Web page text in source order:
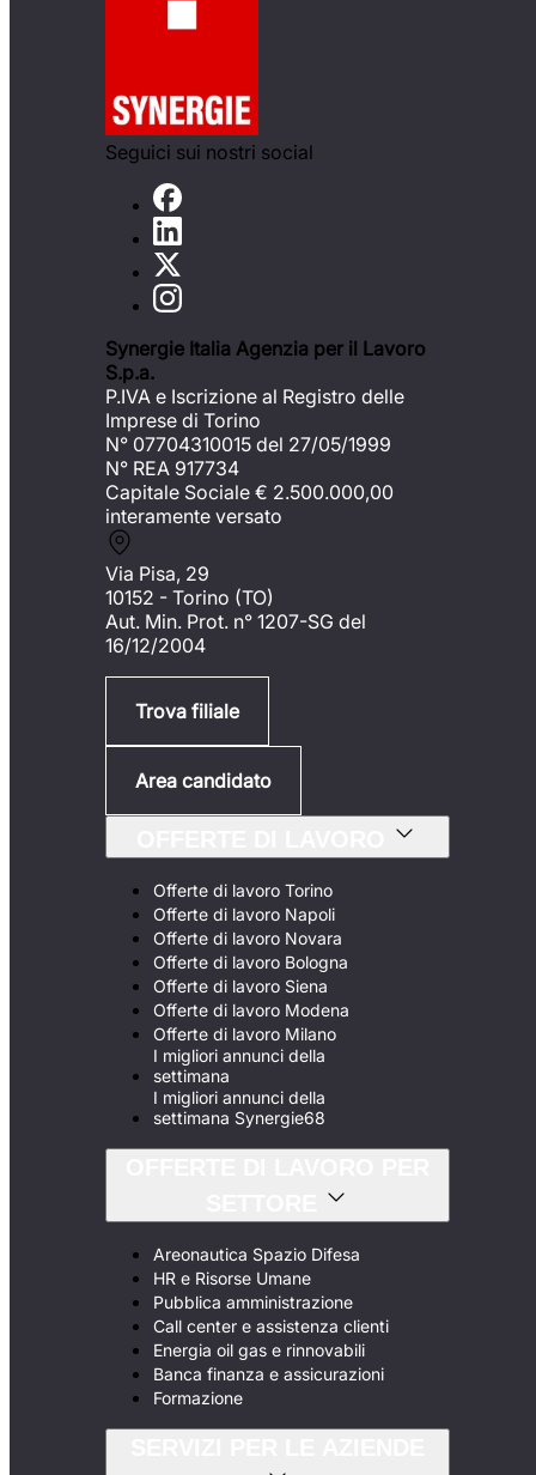
Seguici sui nostri social
Synergie Italia Agenzia per il Lavoro
S.p.a.
P.IVA e Iscrizione al Registro delle
Imprese di Torino
N° 07704310015 del 27/05/1999
N° REA 917734
Capitale Sociale € 2.500.000,00
interamente versato
Via Pisa, 29
10152 - Torino (TO)
Aut. Min. Prot. n° 1207-SG del
16/12/2004
Trova filiale
Area candidato
Offerte di lavoro Torino
Offerte di lavoro Napoli
Offerte di lavoro Novara
Offerte di lavoro Bologna
Offerte di lavoro Siena
Offerte di lavoro Modena
Offerte di lavoro Milano
I migliori annunci della
settimana
I migliori annunci della
settimana Synergie68
Areonautica Spazio Difesa
HR e Risorse Umane
Pubblica amministrazione
Call center e assistenza clienti
Energia oil gas e rinnovabili
Banca finanza e assicurazioni
Formazione